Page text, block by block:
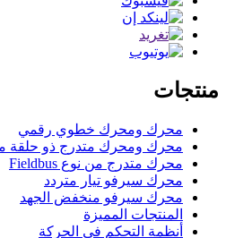
منتجات
محرك ومحرك خطوي رقمي
محرك ومحرك متدرج ذو حلقة
محرك متدرج من نوع Fieldbus
محرك سيرفو تيار متردد
محرك سيرفو منخفض الجهد
المنتجات المميزة
أنظمة التحكم في الحركة